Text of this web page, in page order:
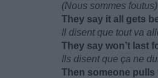
(Nous sommes foutus)
They say it all gets
Il disent que tout va
They say won’t last
Ils disent que ça ne
Then someone pulls